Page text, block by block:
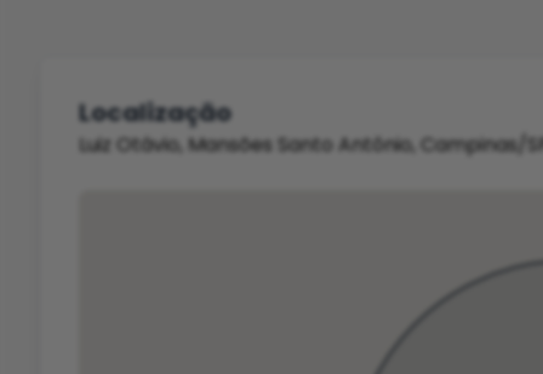
Localização
Luiz Otávio, Mansões Santo Antônio, Campinas/